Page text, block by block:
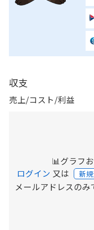
収支
売上/コスト/利益
📊グラフ
ログイン 又は 新
メールアドレスのみ